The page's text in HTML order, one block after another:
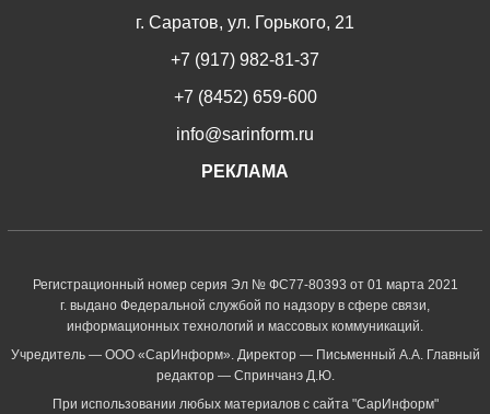
г. Саратов, ул. Горького, 21
+7 (917) 982-81-37
+7 (8452) 659-600
info@sarinform.ru
РЕКЛАМА
Регистрационный номер серия Эл № ФС77-80393 от 01 марта 2021
г. выдано Федеральной службой по надзору в сфере связи,
информационных технологий и массовых коммуникаций.
Учредитель — ООО «СарИнформ». Директор — Письменный А.А. Главный
редактор — Спринчанэ Д.Ю.
При использовании любых материалов с сайта "СарИнформ"